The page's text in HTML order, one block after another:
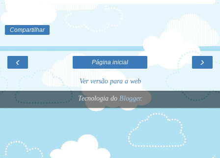
Compartilhar
‹ ›
Página inicial
Ver versão para a web
Tecnologia do Blogger.